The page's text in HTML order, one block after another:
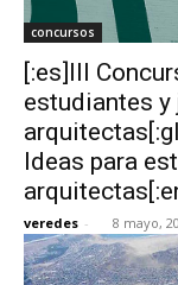
concursos
[:es]III
estudiantes
Ideas para
veredes - 8 mayo,